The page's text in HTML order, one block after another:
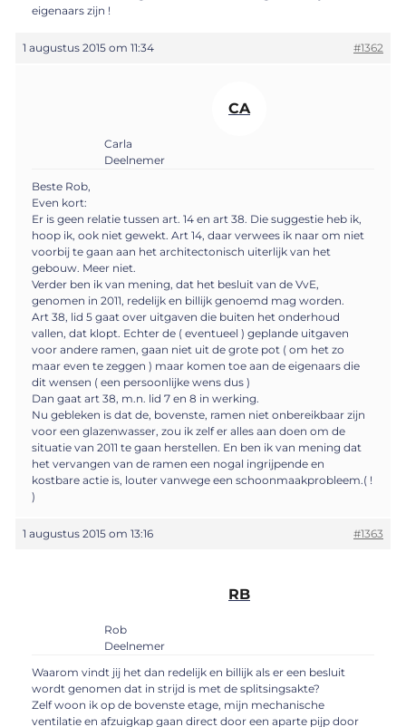
eigenaars zijn !
1 augustus 2015 om 11:34 #1362
CA
Carla
Deelnemer
Beste Rob,
Even kort:
Er is geen relatie tussen art. 14 en art 38. Die suggestie heb ik,
hoop ik, ook niet gewekt. Art 14, daar verwees ik naar om niet
voorbij te gaan aan het architectonisch uiterlijk van het
gebouw. Meer niet.
Verder ben ik van mening, dat het besluit van de VvE,
genomen in 2011, redelijk en billijk genoemd mag worden.
Art 38, lid 5 gaat over uitgaven die buiten het onderhoud
vallen, dat klopt. Echter de ( eventueel ) geplande uitgaven
voor andere ramen, gaan niet uit de grote pot ( om het zo
maar even te zeggen ) maar komen toe aan de eigenaars die
dit wensen ( een persoonlijke wens dus )
Dan gaat art 38, m.n. lid 7 en 8 in werking.
Nu gebleken is dat de, bovenste, ramen niet onbereikbaar zijn
voor een glazenwasser, zou ik zelf er alles aan doen om de
situatie van 2011 te gaan herstellen. En ben ik van mening dat
het vervangen van de ramen een nogal ingrijpende en
kostbare actie is, louter vanwege een schoonmaakprobleem.( !
)
1 augustus 2015 om 13:16 #1363
RB
Rob
Deelnemer
Waarom vindt jij het dan redelijk en billijk als er een besluit
wordt genomen dat in strijd is met de splitsingsakte?
Zelf woon ik op de bovenste etage, mijn mechanische
ventilatie en afzuigkap gaan direct door een aparte pijp door